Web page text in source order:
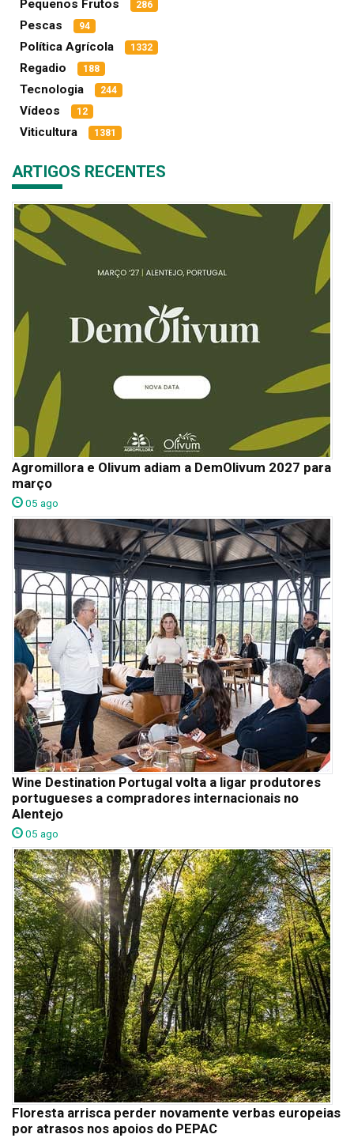
Pequenos Frutos 286
Pescas 94
Política Agrícola 1332
Regadio 188
Tecnologia 244
Vídeos 12
Viticultura 1381
ARTIGOS RECENTES
Agromillora e Olivum adiam a DemOlivum 2027 para
março
05 ago
Wine Destination Portugal volta a ligar produtores
portugueses a compradores internacionais no
Alentejo
05 ago
Floresta arrisca perder novamente verbas europeias
por atrasos nos apoios do PEPAC